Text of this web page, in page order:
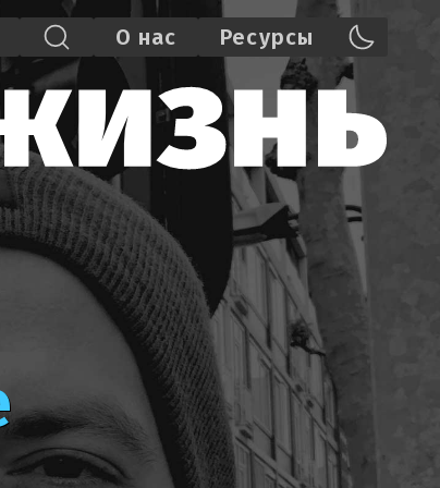
О нас Pecypcы